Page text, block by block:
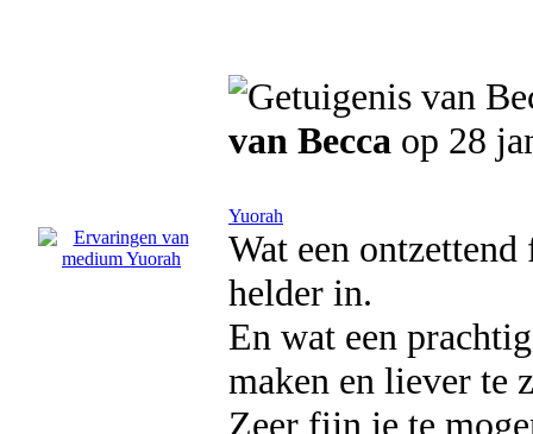
van Becca op 28
Yuorah
Wat een
helder in.
En wat een
maken en liever te
Zeer fijn je te